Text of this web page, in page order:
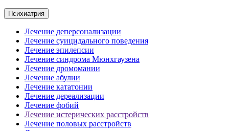
Психиатрия
Лечение деперсонализации
Лечение суицидального поведения
Лечение эпилепсии
Лечение синдрома Мюнхгаузена
Лечение дромомании
Лечение абулии
Лечение кататонии
Лечение дереализации
Лечение фобий
Лечение истерических расстройств
Лечение половых расстройств